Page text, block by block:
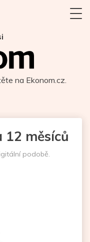
na Ekonom.cz.
12 měsíců
podobě.